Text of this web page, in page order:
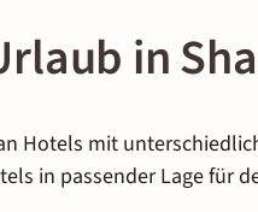
in
Hotels mit
in passender Lage für